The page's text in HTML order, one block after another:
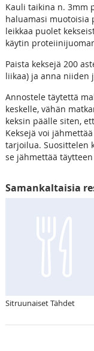
Kauli taikina n. 3mm
haluamasi muotoisia
leikkaa puolet
käytin
Paista keksejä 200
liikaa) ja anna niiden
Annostele täytettä
keskelle, vähän
keksin päälle siten,
Keksejä voi
tarjoilua. Suosittelen
se jähmettää
Samankaltaisia
Sitruunaiset Tähdet